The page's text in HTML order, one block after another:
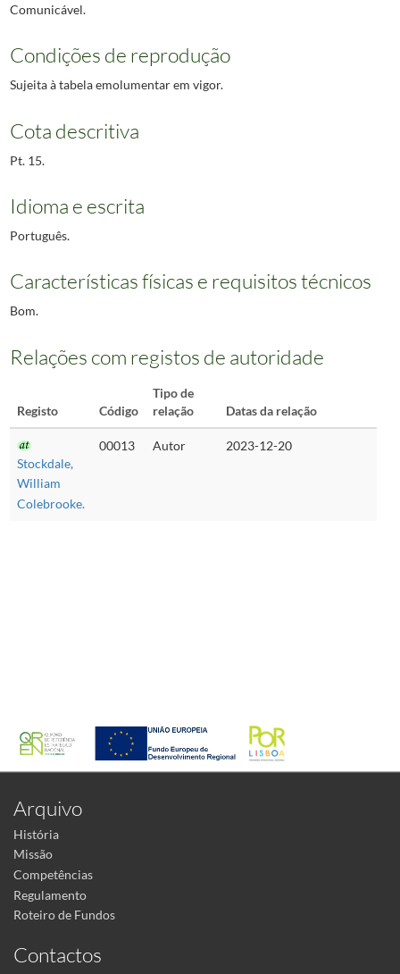
Comunicável.
Condições de reprodução
Sujeita à tabela emolumentar em vigor.
Cota descritiva
Pt. 15.
Idioma e escrita
Português.
Características físicas e requisitos técnicos
Bom.
Relações com registos de autoridade
Registo Código
Tipo de
relação
Datas da relação
Stockdale,
William
Colebrooke.
00013 Autor 2023-12-20
Arquivo
História
Missão
Competências
Regulamento
Roteiro de Fundos
Contactos